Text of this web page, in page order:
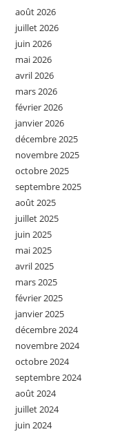
août 2026
juillet 2026
juin 2026
mai 2026
avril 2026
mars 2026
février 2026
janvier 2026
décembre 2025
novembre 2025
octobre 2025
septembre 2025
août 2025
juillet 2025
juin 2025
mai 2025
avril 2025
mars 2025
février 2025
janvier 2025
décembre 2024
novembre 2024
octobre 2024
septembre 2024
août 2024
juillet 2024
juin 2024